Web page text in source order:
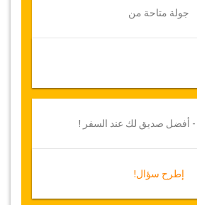
جولة متاحة من
إطرح سؤال!